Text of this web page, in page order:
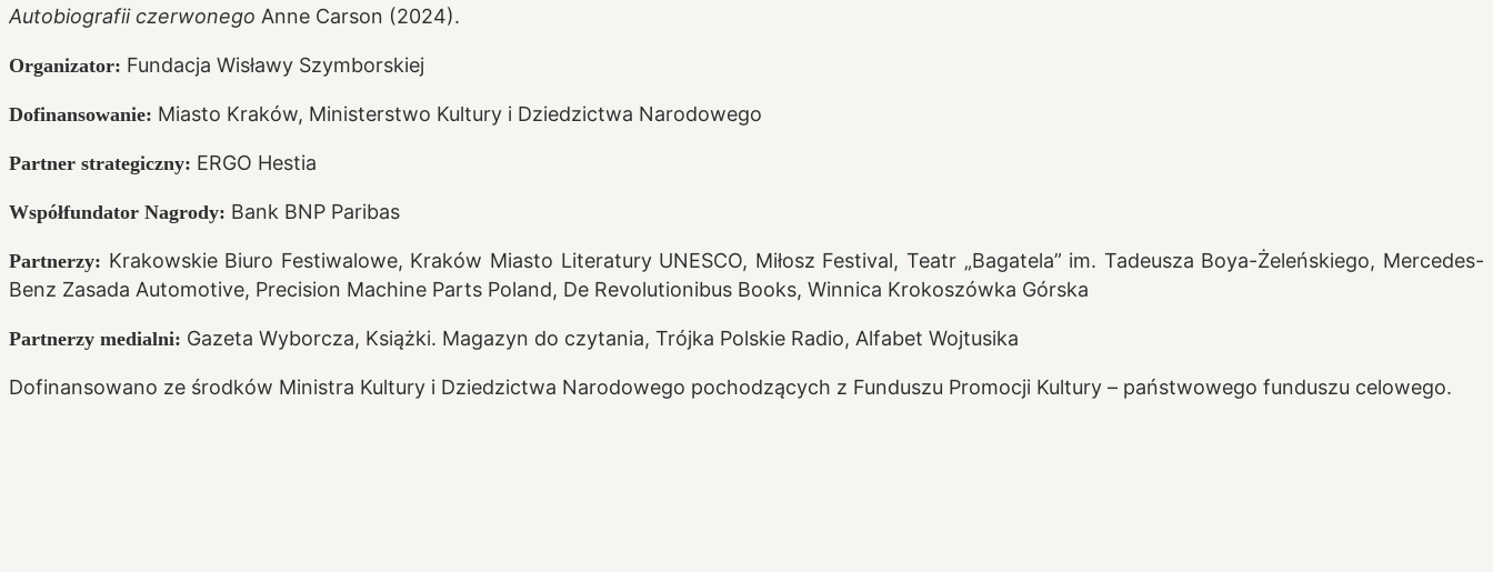
Autobiografii czerwonego Anne Carson (2024).
Organizator: Fundacja Wisławy Szymborskiej
Dofinansowanie: Miasto Kraków, Ministerstwo Kultury i Dziedzictwa Narodowego
Partner strategiczny: ERGO Hestia
Współfundator Nagrody: Bank BNP Paribas
Partnerzy: Krakowskie Biuro Festiwalowe, Kraków Miasto Literatury UNESCO, Miłosz Festival, Teatr „Bagatela” im. Tadeusza Boya-Żeleńskiego, Mercedes-
Benz Zasada Automotive, Precision Machine Parts Poland, De Revolutionibus Books, Winnica Krokoszówka Górska
Partnerzy medialni: Gazeta Wyborcza, Książki. Magazyn do czytania, Trójka Polskie Radio, Alfabet Wojtusika
Dofinansowano ze środków Ministra Kultury i Dziedzictwa Narodowego pochodzących z Funduszu Promocji Kultury – państwowego funduszu celowego.